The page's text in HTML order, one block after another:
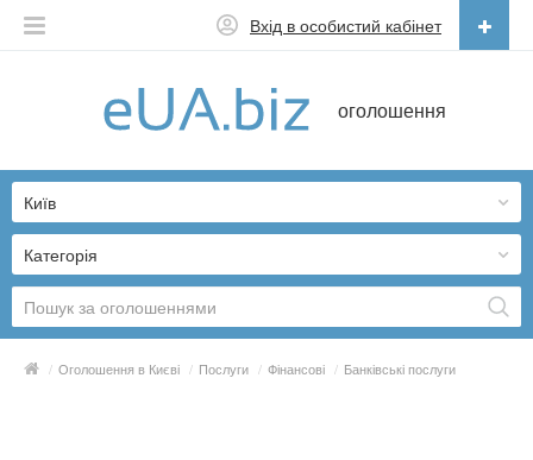
оголошення
Вхід в особистий кабінет
Українська
Категорія
Київ
/ Оголошення в Києві / Послуги / Фінансові / Банківські послуги